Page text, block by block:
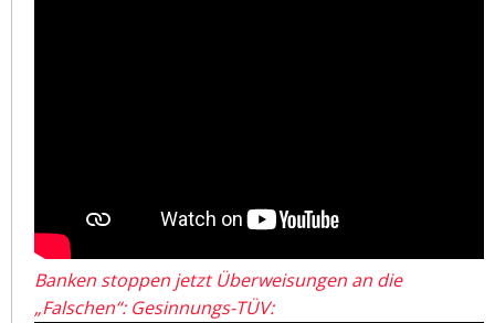
Banken stoppen jetzt Überweisungen an die
„Falschen“: Gesinnungs-TÜV: